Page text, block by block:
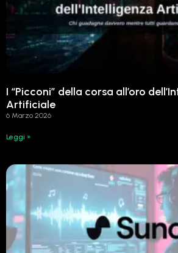
I “Picconi” della corsa all’oro
Artificiale
6 Marzo 2026
Leggi »